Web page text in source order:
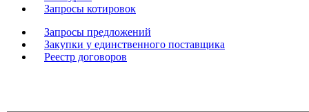
Запросы котировок
Запросы предложений
Закупки у единственного поставщика
Реестр договоров